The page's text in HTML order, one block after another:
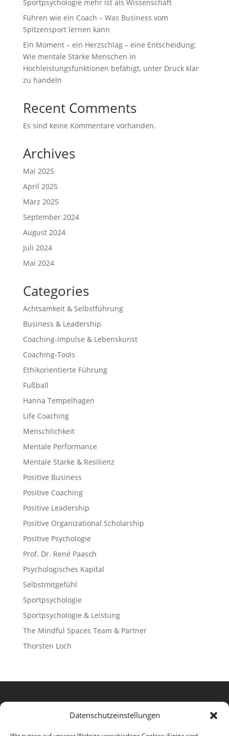
Datenschutzeinstellungen
Sportpsychologie mehr ist als Wissenschaft
Führen wie ein Coach – Was Business vom
Spitzensport lernen kann
Ein Moment – ein Herzschlag – eine Entscheidung:
Wie mentale Stärke Menschen in
Hochleistungsfunktionen befähigt, unter Druck klar
zu handeln
Recent Comments
Es sind keine Kommentare vorhanden.
Archives
Mai 2025
April 2025
März 2025
September 2024
August 2024
Juli 2024
Mai 2024
Categories
Achtsamkeit & Selbstführung
Business & Leadership
Coaching-Impulse & Lebenskunst
Coaching-Tools
Ethikorientierte Führung
Fußball
Hanna Tempelhagen
Life Coaching
Menschlichkeit
Mentale Performance
Mentale Stärke & Resilienz
Positive Business
Positive Coaching
Positive Leadership
Positive Organizational Scholarship
Positive Psychologie
Prof. Dr. René Paasch
Psychologisches Kapital
Selbstmitgefühl
Sportpsychologie
Sportpsychologie & Leistung
The Mindful Spaces Team & Partner
Thorsten Loch